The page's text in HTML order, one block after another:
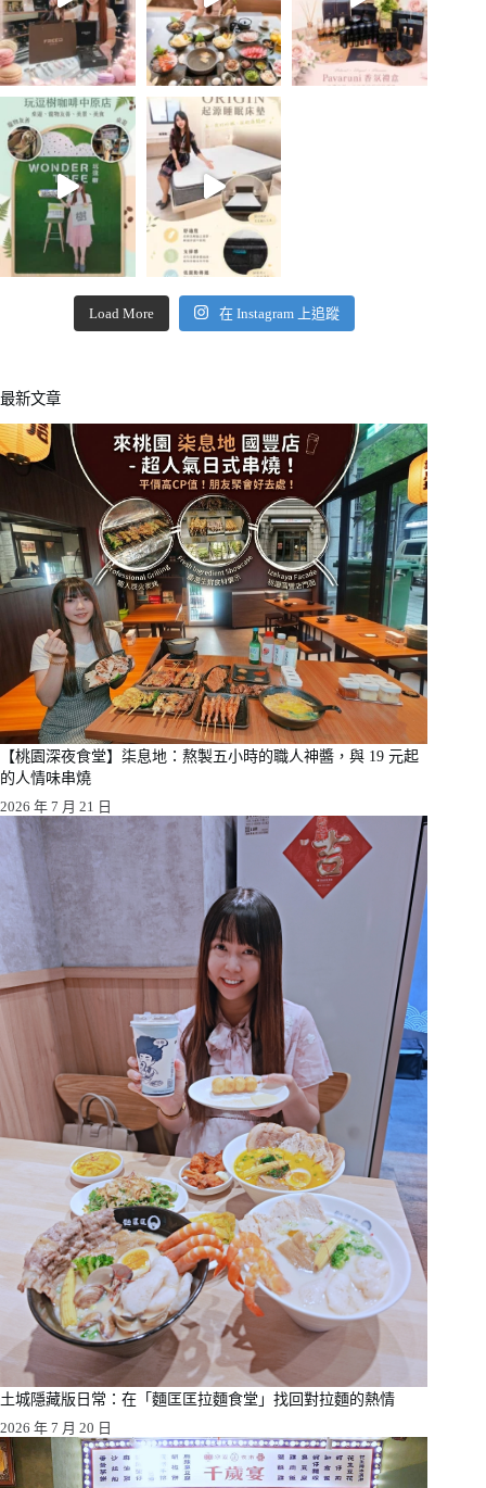
Load More 在 Instagram 上追蹤
最新文章
【桃園深夜食堂】柒息地：熬製五小時的職人神醬，與 19 元起
的人情味串燒
2026 年 7 月 21 日
土城隱藏版日常：在「麵匡匡拉麵食堂」找回對拉麵的熱情
2026 年 7 月 20 日